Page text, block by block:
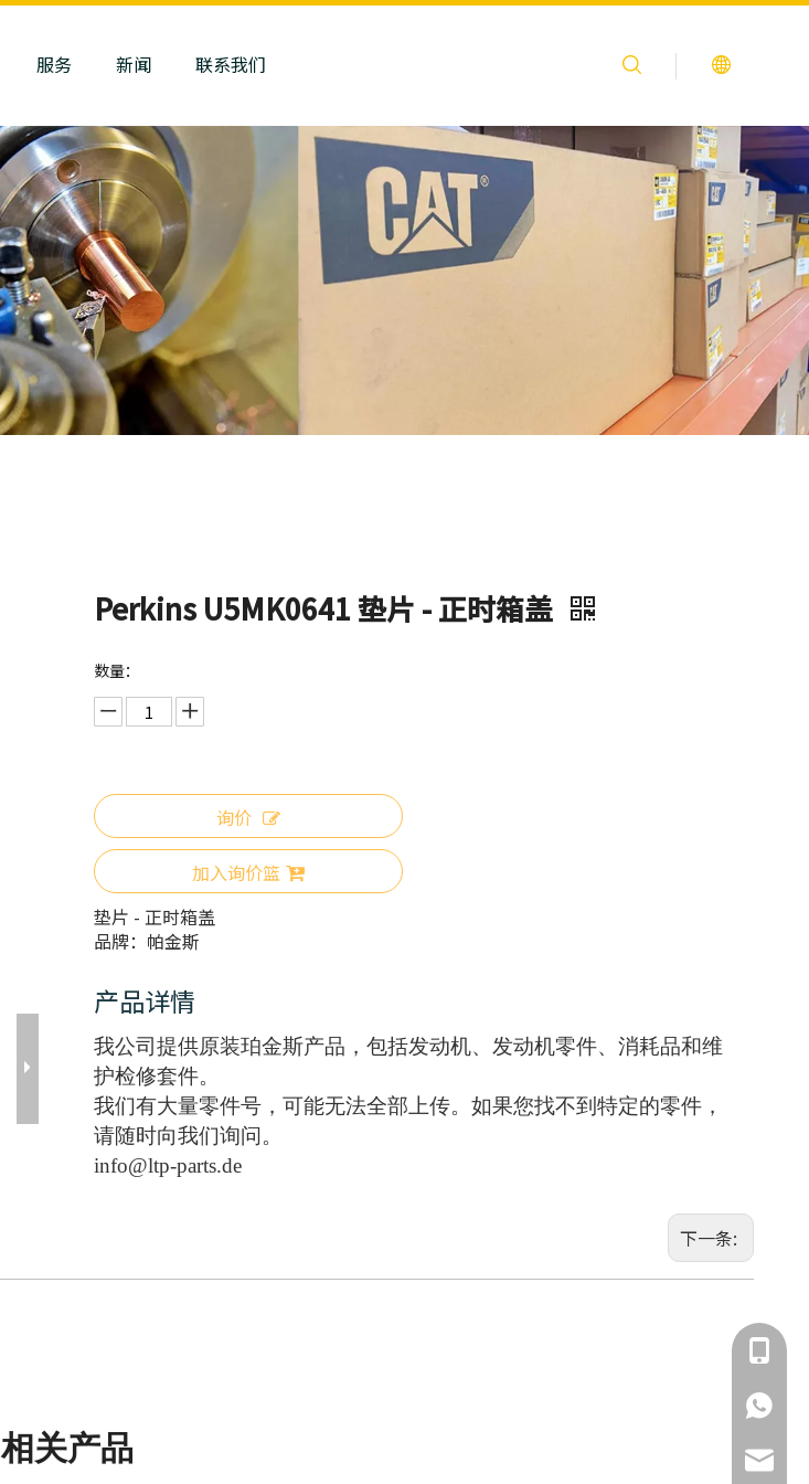
服务 新闻 联系我们
Perkins U5MK0641 垫片 - 正时箱盖
数量：
询价
加入询价篮
垫片 - 正时箱盖
品牌： 帕金斯
产品详情
我公司提供原装珀金斯产品，包括发动机、发动机零件、消耗品和维
护检修套件。
我们有大量零件号，可能无法全部上传。如果您找不到特定的零件，
请随时向我们询问。
info@ltp-parts.de
下一条:
相关产品